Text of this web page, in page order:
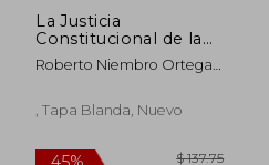
La Justicia
Constitucional de la
Democracia
Deliberativa (Filosofía
Roberto Niembro Ortega;
, Tapa Blanda, Nuevo